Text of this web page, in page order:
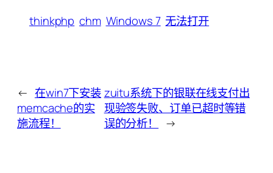
thinkphp chm Windows 7 无法打开
← 在win7下安装
memcache的实
施流程！
zuitu系统下的银联在线支付出
现验签失败、订单已超时等错
误的分析！
→